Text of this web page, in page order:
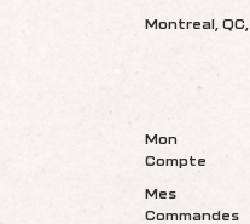
Montreal,
Mon
Compte
Mes
Commandes